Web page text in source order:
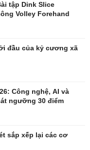
vàng
cà phê
tập Dink Slice
Volley Forehand
đầu của kỷ cương xã
Công nghệ, AI và
ngưỡng 30 điểm
sắp xếp lại các cơ